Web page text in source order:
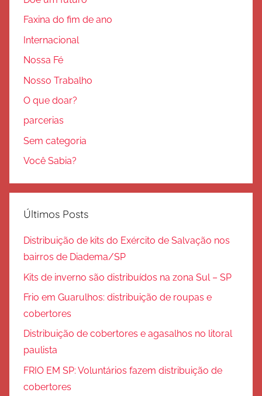
Faxina do fim de ano
Internacional
Nossa Fé
Nosso Trabalho
O que doar?
parcerias
Sem categoria
Você Sabia?
Últimos Posts
Distribuição de kits do Exército de Salvação nos
bairros de Diadema/SP
Kits de inverno são distribuídos na zona Sul – SP
Frio em Guarulhos: distribuição de roupas e
cobertores
Distribuição de cobertores e agasalhos no litoral
paulista
FRIO EM SP: Voluntários fazem distribuição de
cobertores